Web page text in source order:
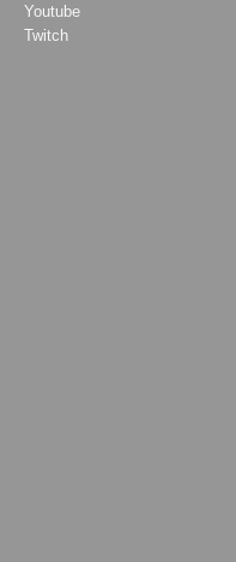
Youtube
Twitch